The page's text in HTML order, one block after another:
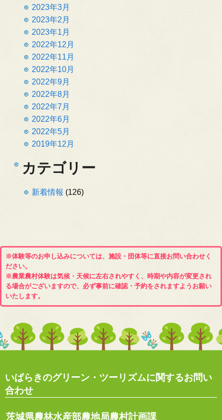
2023年3月
2023年2月
2023年1月
2022年12月
2022年11月
2022年10月
2022年9月
2022年8月
2022年7月
2022年6月
2022年5月
2019年12月
カテゴリー
新着情報 (126)
※体験等のお申し込みについては、施設・団体等に直接お問い合わせく
ださい。
※農業農村体験は気候・天候に左右されやすく、時期や内容が変更され
る場合がございますので、必ず事前に確認・予約をされますようお願い
いたします。
いばらきのグリーン・ツーリズムに関するお問い
合わせ
茨城県農林水産部農地局農村計画課